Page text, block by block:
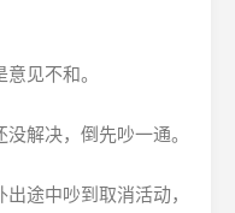
见不和。
解决，倒先吵一通。
途中吵到取消活动，